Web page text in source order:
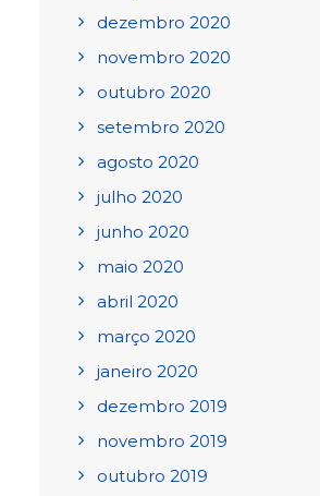
dezembro 2020
novembro 2020
outubro 2020
setembro 2020
agosto 2020
julho 2020
junho 2020
maio 2020
abril 2020
março 2020
janeiro 2020
dezembro 2019
novembro 2019
outubro 2019